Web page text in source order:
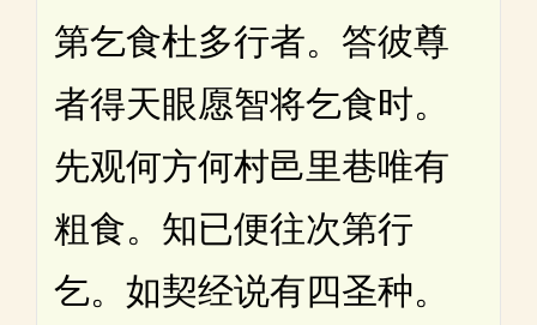
第乞食杜多行者。答彼尊
者得天眼愿智将乞食时。
先观何方何村邑里巷唯有
粗食。知已便往次第行
乞。如契经说有四圣种。